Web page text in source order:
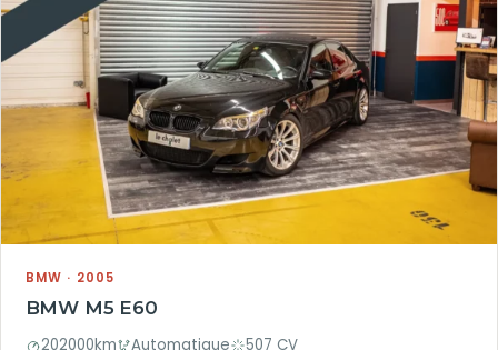
BMW · 2005
BMW M5 E60
202000km Automatique 507 CV